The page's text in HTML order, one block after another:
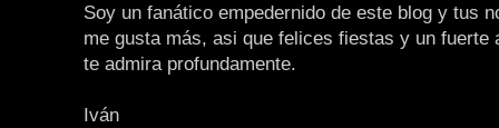
Soy un fanático empedernido de este blog y tus
me gusta más, asi que felices fiestas y un fuerte
te admira profundamente.
Iván